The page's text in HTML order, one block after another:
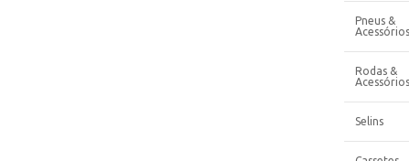
Pneus &
Acessórios
Rodas &
Acessórios
Selins